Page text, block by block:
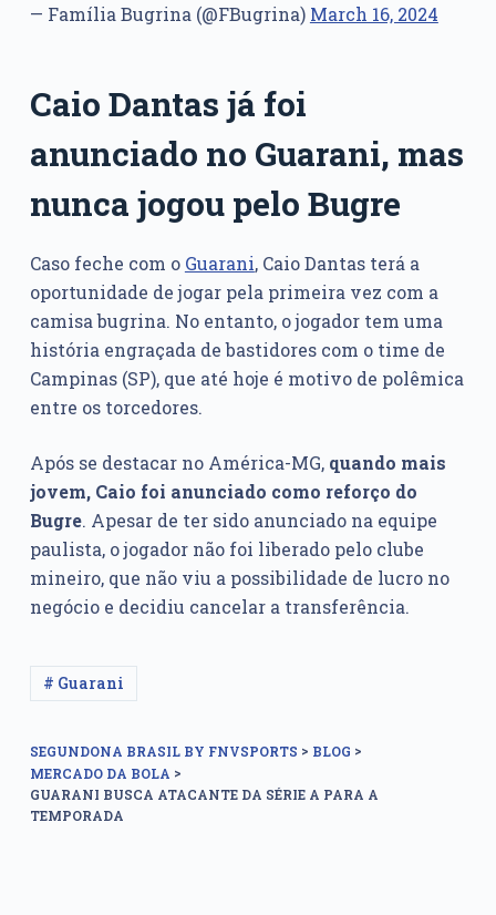
— Família Bugrina (@FBugrina) March 16, 2024
Caio Dantas já foi
anunciado no Guarani, mas
nunca jogou pelo Bugre
Caso feche com o Guarani, Caio Dantas terá a
oportunidade de jogar pela primeira vez com a
camisa bugrina. No entanto, o jogador tem uma
história engraçada de bastidores com o time de
Campinas (SP), que até hoje é motivo de polêmica
entre os torcedores.
Após se destacar no América-MG, quando mais
jovem, Caio foi anunciado como reforço do
Bugre. Apesar de ter sido anunciado na equipe
paulista, o jogador não foi liberado pelo clube
mineiro, que não viu a possibilidade de lucro no
negócio e decidiu cancelar a transferência.
# Guarani
SEGUNDONA BRASIL BY FNVSPORTS > BLOG >
MERCADO DA BOLA >
GUARANI BUSCA ATACANTE DA SÉRIE A PARA A
TEMPORADA